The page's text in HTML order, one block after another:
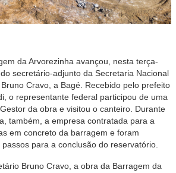
da Arvorezinha avançou, nesta terça-
secretário-adjunto da Secretaria Nacional
Cravo, a Bagé. Recebido pelo prefeito
o representante federal participou de uma
da obra e visitou o canteiro. Durante
também, a empresa contratada para a
em concreto da barragem e foram
para a conclusão do reservatório.
Bruno Cravo, a obra da Barragem da